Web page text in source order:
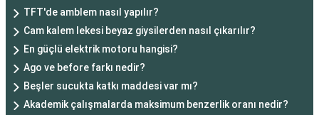
TFT'de amblem nasıl yapılır?
Cam kalem lekesi beyaz giysilerden nasıl çıkarılır?
En güçlü elektrik motoru hangisi?
Ago ve before farkı nedir?
Beşler sucukta katkı maddesi var mı?
Akademik çalışmalarda maksimum benzerlik oranı nedir?